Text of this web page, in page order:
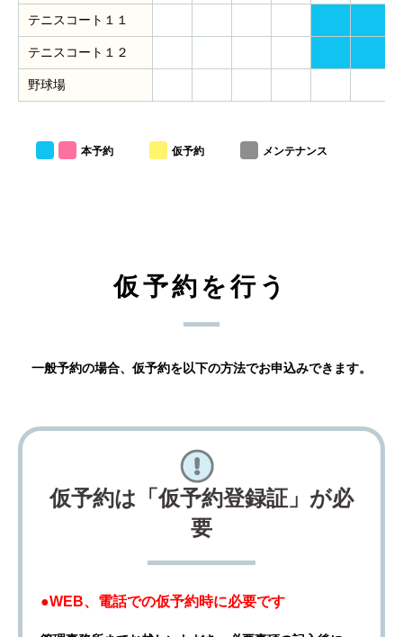
テニスコート１１
テニスコート１２
野球場
本予約 仮予約 メンテナンス
仮予約を行う
一般予約の場合、仮予約を以下の方法でお申込みできます。
仮予約は「仮予約登録証」が必
要
●WEB、電話での仮予約時に必要です